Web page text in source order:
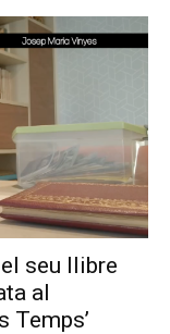
seu llibre
al
Temps’